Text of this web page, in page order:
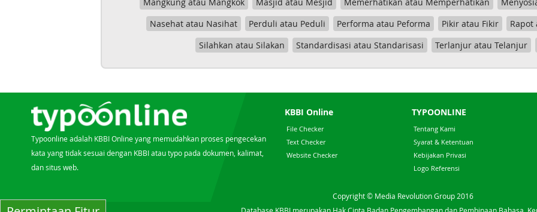
Nasehat atau Nasihat
Perduli atau Peduli Performa atau Peforma Pikir atau Fikir Rapot
Silahkan atau Silakan
Standardisasi atau Standarisasi Terlanjur atau Telanjur
Typoonline adalah KBBI Online yang memudahkan proses pengecekan
kata yang tidak sesuai dengan KBBI atau typo pada dokumen, kalimat,
dan situs web.
KBBI Online
File Checker
Text Checker
Website Checker
TYPOONLINE
Tentang Kami
Syarat & Ketentuan
Kebijakan Privasi
Logo Referensi
Copyright © Media Revolution Group 2016